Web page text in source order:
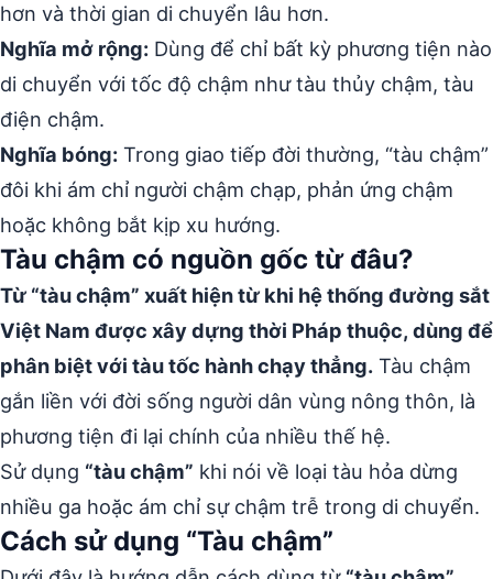
hơn và thời gian di chuyển lâu hơn.
Nghĩa mở rộng: Dùng để chỉ bất kỳ phương tiện nào
di chuyển với tốc độ chậm như tàu thủy chậm, tàu
điện chậm.
Nghĩa bóng: Trong giao tiếp đời thường, “tàu chậm”
đôi khi ám chỉ người chậm chạp, phản ứng chậm
hoặc không bắt kịp xu hướng.
Tàu chậm có nguồn gốc từ đâu?
Từ “tàu chậm” xuất hiện từ khi hệ thống đường sắt
Việt Nam được xây dựng thời Pháp thuộc, dùng để
phân biệt với tàu tốc hành chạy thẳng. Tàu chậm
gắn liền với đời sống người dân vùng nông thôn, là
phương tiện đi lại chính của nhiều thế hệ.
Sử dụng “tàu chậm” khi nói về loại tàu hỏa dừng
nhiều ga hoặc ám chỉ sự chậm trễ trong di chuyển.
Cách sử dụng “Tàu chậm”